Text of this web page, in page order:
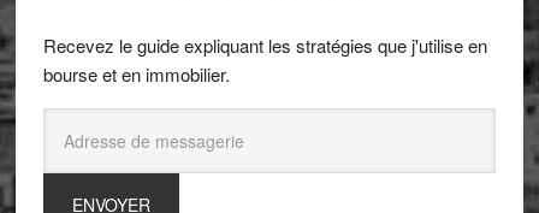
Recevez le guide expliquant les stratégies que j'utilise en
bourse et en immobilier.